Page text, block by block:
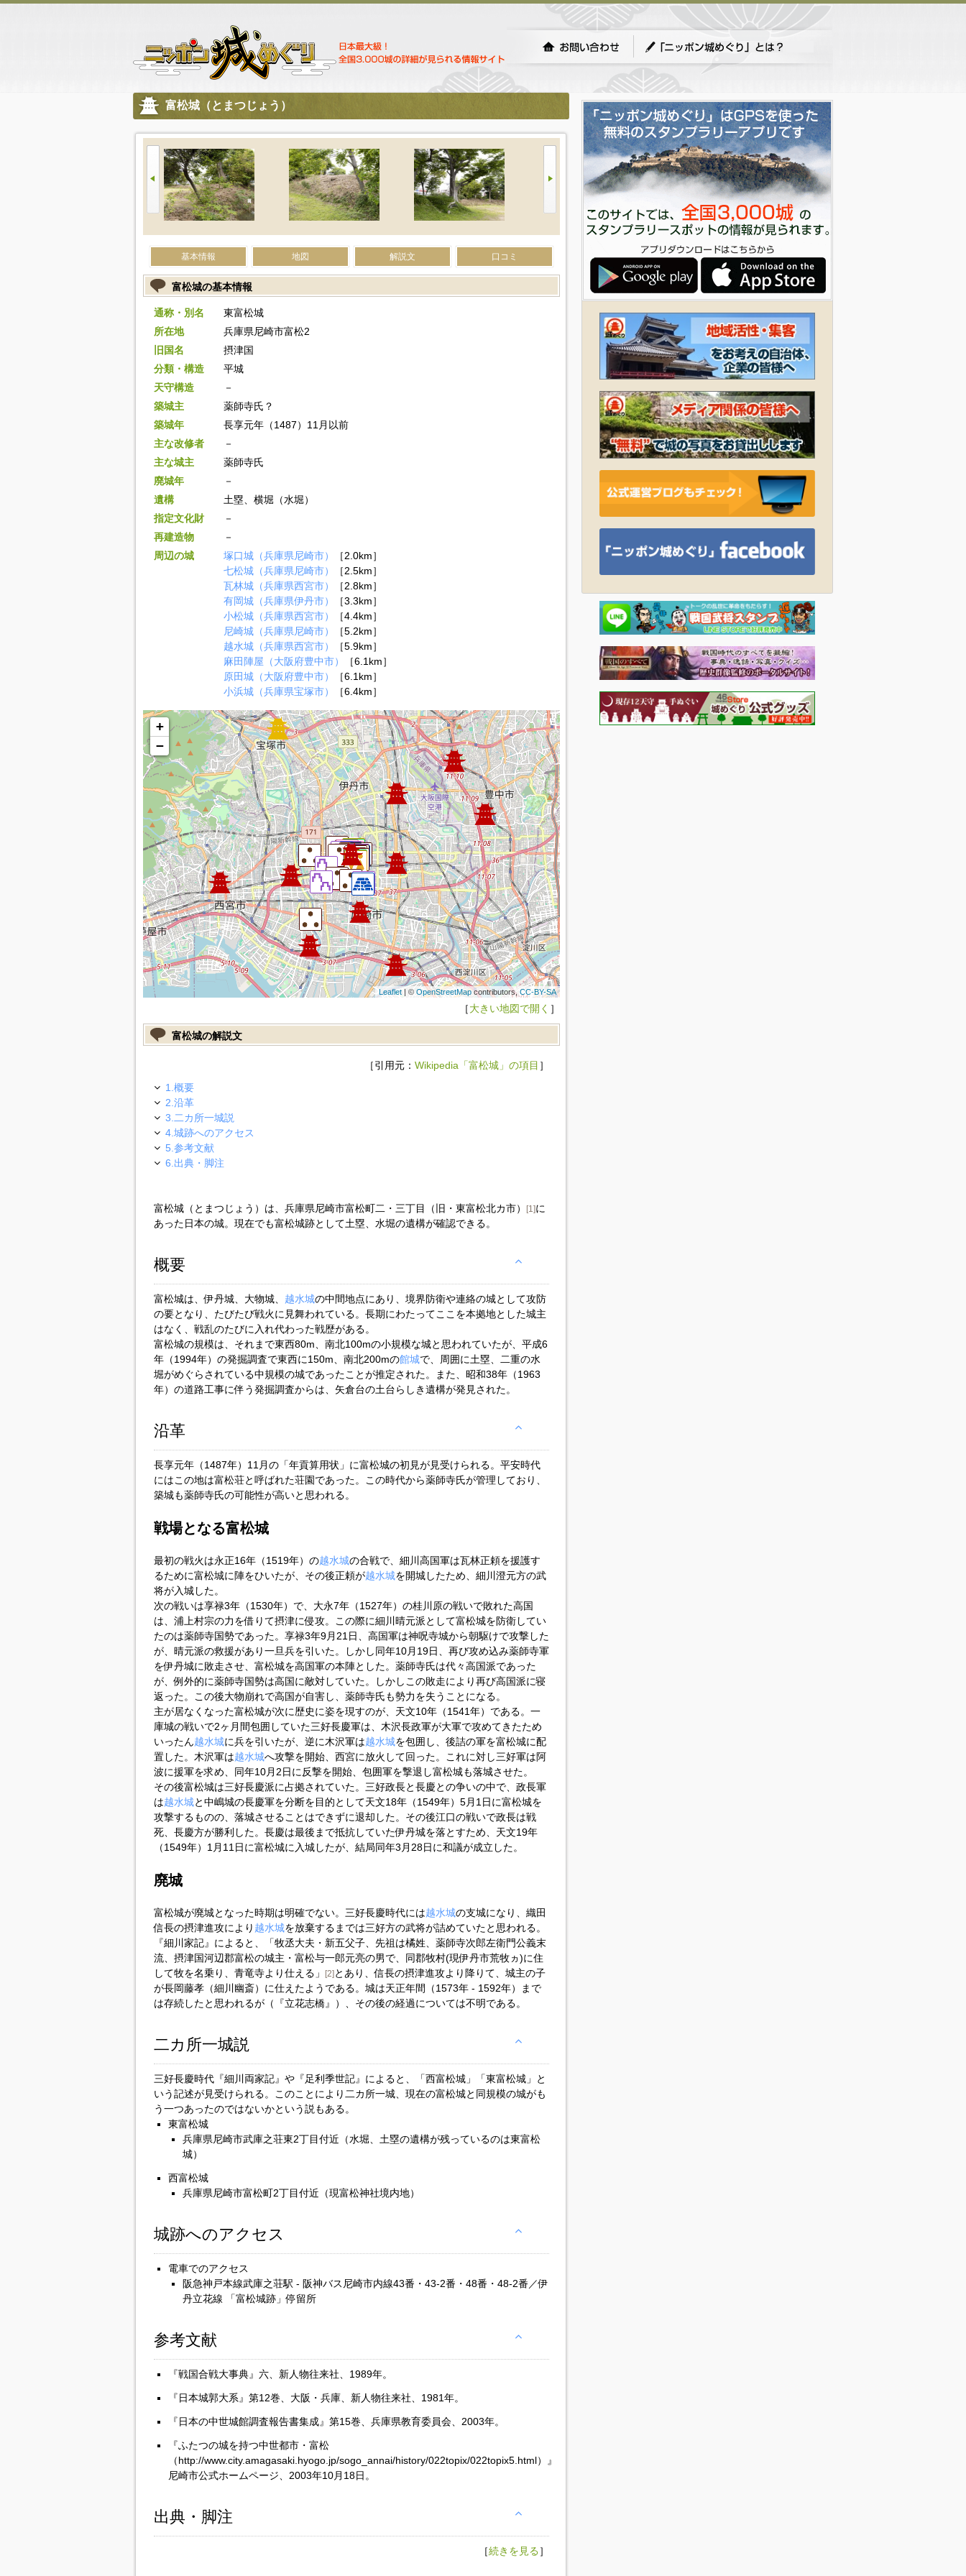
富松城（とまつじょう）
基本情報 地図 解説文 口コミ
富松城の基本情報
通称・別名
東富松城
所在地
兵庫県尼崎市富松2
旧国名
摂津国
分類・構造
平城
天守構造
－
築城主
薬師寺氏？
築城年
長享元年（1487）11月以前
主な改修者
－
主な城主
薬師寺氏
廃城年
－
遺構
土塁、横堀（水堀）
指定文化財
－
再建造物
－
周辺の城
塚口城（兵庫県尼崎市）
［2.0km］
七松城（兵庫県尼崎市）
［2.5km］
瓦林城（兵庫県西宮市）
［2.8km］
有岡城（兵庫県伊丹市）
［3.3km］
小松城（兵庫県西宮市）
［4.4km］
尼崎城（兵庫県尼崎市）
［5.2km］
越水城（兵庫県西宮市）
［5.9km］
麻田陣屋（大阪府豊中市）
［6.1km］
原田城（大阪府豊中市）
［6.1km］
小浜城（兵庫県宝塚市）
［6.4km］
+
−
Leaflet| ©OpenStreetMapcontributors, CC-BY-SA
［大きい地図で開く ］
富松城の解説文
［引用元： Wikipedia「富松城」の項目 ］
1.概要
2.沿革
3.二カ所一城説
4.城跡へのアクセス
5.参考文献
6.出典・脚注
富松城（とまつじょう）は、兵庫県尼崎市富松町二・三丁目（旧・東富松北カ市） [1]に
あった日本の城。現在でも富松城跡として土塁、水堀の遺構が確認できる。
概要
富松城は、伊丹城、大物城、 越水城の中間地点にあり、境界防衛や連絡の城として攻防
の要となり、たびたび戦火に見舞われている。長期にわたってここを本拠地とした城主
はなく、戦乱のたびに入れ代わった戦歴がある。
富松城の規模は、それまで東西80m、南北100mの小規模な城と思われていたが、平成6
年（1994年）の発掘調査で東西に150m、南北200mの館城で、周囲に土塁、二重の水
堀がめぐらされている中規模の城であったことが推定された。また、昭和38年（1963
年）の道路工事に伴う発掘調査からは、矢倉台の土台らしき遺構が発見された。
沿革
長享元年（1487年）11月の「年貢算用状」に富松城の初見が見受けられる。平安時代
にはこの地は富松荘と呼ばれた荘園であった。この時代から薬師寺氏が管理しており、
築城も薬師寺氏の可能性が高いと思われる。
戦場となる富松城
最初の戦火は永正16年（1519年）の越水城の合戦で、細川高国軍は瓦林正頼を援護す
るために富松城に陣をひいたが、その後正頼が越水城を開城したため、細川澄元方の武
将が入城した。
次の戦いは享禄3年（1530年）で、大永7年（1527年）の桂川原の戦いで敗れた高国
は、浦上村宗の力を借りて摂津に侵攻。この際に細川晴元派として富松城を防衛してい
たのは薬師寺国勢であった。享禄3年9月21日、高国軍は神呪寺城から朝駆けで攻撃した
が、晴元派の救援があり一旦兵を引いた。しかし同年10月19日、再び攻め込み薬師寺軍
を伊丹城に敗走させ、富松城を高国軍の本陣とした。薬師寺氏は代々高国派であった
が、例外的に薬師寺国勢は高国に敵対していた。しかしこの敗走により再び高国派に寝
返った。この後大物崩れで高国が自害し、薬師寺氏も勢力を失うことになる。
主が居なくなった富松城が次に歴史に姿を現すのが、天文10年（1541年）である。一
庫城の戦いで2ヶ月間包囲していた三好長慶軍は、木沢長政軍が大軍で攻めてきたため
いったん越水城に兵を引いたが、逆に木沢軍は越水城を包囲し、後詰の軍を富松城に配
置した。木沢軍は越水城へ攻撃を開始、西宮に放火して回った。これに対し三好軍は阿
波に援軍を求め、同年10月2日に反撃を開始、包囲軍を撃退し富松城も落城させた。
その後富松城は三好長慶派に占拠されていた。三好政長と長慶との争いの中で、政長軍
は越水城と中嶋城の長慶軍を分断を目的として天文18年（1549年）5月1日に富松城を
攻撃するものの、落城させることはできずに退却した。その後江口の戦いで政長は戦
死、長慶方が勝利した。長慶は最後まで抵抗していた伊丹城を落とすため、天文19年
（1549年）1月11日に富松城に入城したが、結局同年3月28日に和議が成立した。
廃城
富松城が廃城となった時期は明確でない。三好長慶時代には越水城の支城になり、織田
信長の摂津進攻により 越水城を放棄するまでは三好方の武将が詰めていたと思われる。
『細川家記』によると、「牧丞大夫・新五父子、先祖は橘姓、薬師寺次郎左衛門公義末
流、摂津国河辺郡富松の城主・富松与一郎元亮の男で、同郡牧村(現伊丹市荒牧ヵ)に住
して牧を名乗り、青竜寺より仕える」
[2]とあり、信長の摂津進攻より降りて、城主の子
が長岡藤孝（細川幽斎）に仕えたようである。城は天正年間（1573年 - 1592年）まで
は存続したと思われるが（『立花志橋』）、その後の経過については不明である。
二カ所一城説
三好長慶時代『細川両家記』や『足利季世記』によると、「西富松城」「東富松城」と
いう記述が見受けられる。このことにより二カ所一城、現在の富松城と同規模の城がも
う一つあったのではないかという説もある。
東富松城
兵庫県尼崎市武庫之荘東2丁目付近（水堀、土塁の遺構が残っているのは東富松
城）
西富松城
兵庫県尼崎市富松町2丁目付近（現富松神社境内地）
城跡へのアクセス
電車でのアクセス
阪急神戸本線武庫之荘駅 - 阪神バス尼崎市内線43番・43-2番・48番・48-2番／伊
丹立花線 「富松城跡」停留所
参考文献
『戦国合戦大事典』六、新人物往来社、1989年。
『日本城郭大系』第12巻、大阪・兵庫、新人物往来社、1981年。
『日本の中世城館調査報告書集成』第15巻、兵庫県教育委員会、2003年。
『ふたつの城を持つ中世都市・富松
（http://www.city.amagasaki.hyogo.jp/sogo_annai/history/022topix/022topix5.html）』
尼崎市公式ホームページ、2003年10月18日。
出典・脚注
［続きを見る］